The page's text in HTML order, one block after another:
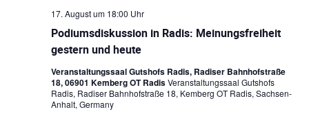
Podiumsdiskussion in Radis: Meinungsfreiheit
gestern und heute
17. August um 18:00 Uhr
Veranstaltungssaal Gutshofs Radis, Radiser Bahnhofstraße
18, 06901 Kemberg OT RadisVeranstaltungssaal Gutshofs
Radis, Radiser Bahnhofstraße 18, Kemberg OT Radis, Sachsen-
Anhalt, Germany